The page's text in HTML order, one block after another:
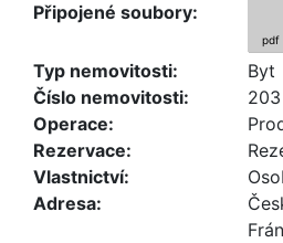
Připojené soubory:
pdf
Typ nemovitosti:
Byt
Číslo nemovitosti:
203
Operace:
Rezervace:
Vlastnictví:
Adresa: